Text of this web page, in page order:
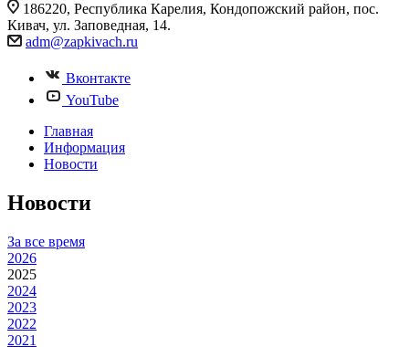
186220, Республика Карелия, Кондопожский район, пос.
Кивач, ул. Заповедная, 14.
adm@zapkivach.ru
Вконтакте
YouTube
Главная
Информация
Новости
Новости
За все время
2026
2025
2024
2023
2022
2021